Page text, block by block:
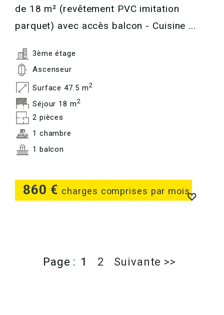
860 € charges comprises par mois
de 18 m² (revêtement PVC imitation
parquet) avec accès balcon - Cuisine ...
3ème étage
Ascenseur
Surface 47.5 m2
Séjour 18 m2
2 pièces
1 chambre
1 balcon
Page : 1 2 Suivante >>